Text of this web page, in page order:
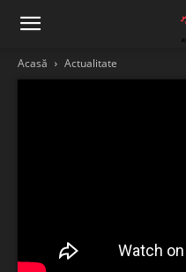
Acasă Actualitate